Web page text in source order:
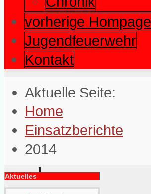
vorherige Hompage
Jugendfeuerwehr
Kontakt
Aktuelle Seite:
Home
Einsatzberichte
2014
Aktuelles